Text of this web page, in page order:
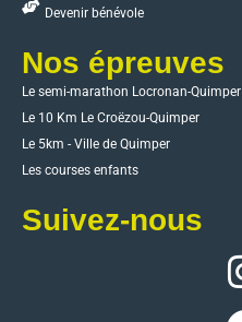
Devenir bénévole
Nos épreuves
Le semi-marathon Locronan-Quimper
Le 10 Km Le Croëzou-Quimper
Le 5km - Ville de Quimper
Les courses enfants
Suivez-nous